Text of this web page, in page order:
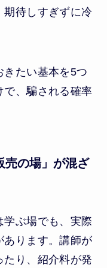
待しすぎずに冷
きたい基本を5つ
で、騙される確率
売の場」が混ざ
ぶ場でも、実際
あります。講師が
り、紹介料が発